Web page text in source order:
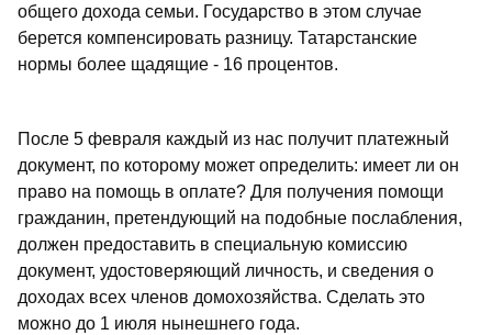
общего дохода семьи. Государство в этом случае
берется компенсировать разницу. Татарстанские
нормы более щадящие - 16 процентов.
После 5 февраля каждый из нас получит платежный
документ, по которому может определить: имеет ли он
право на помощь в оплате? Для получения помощи
гражданин, претендующий на подобные послабления,
должен предоставить в специальную комиссию
документ, удостоверяющий личность, и сведения о
доходах всех членов домохозяйства. Сделать это
можно до 1 июля нынешнего года.